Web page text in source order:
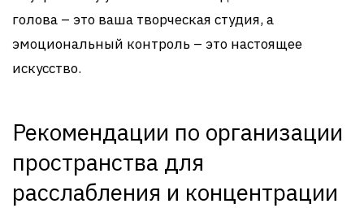
голова – это ваша творческая студия, а
эмоциональный контроль – это настоящее
искусство.
Рекомендации по организации
пространства для
расслабления и концентрации